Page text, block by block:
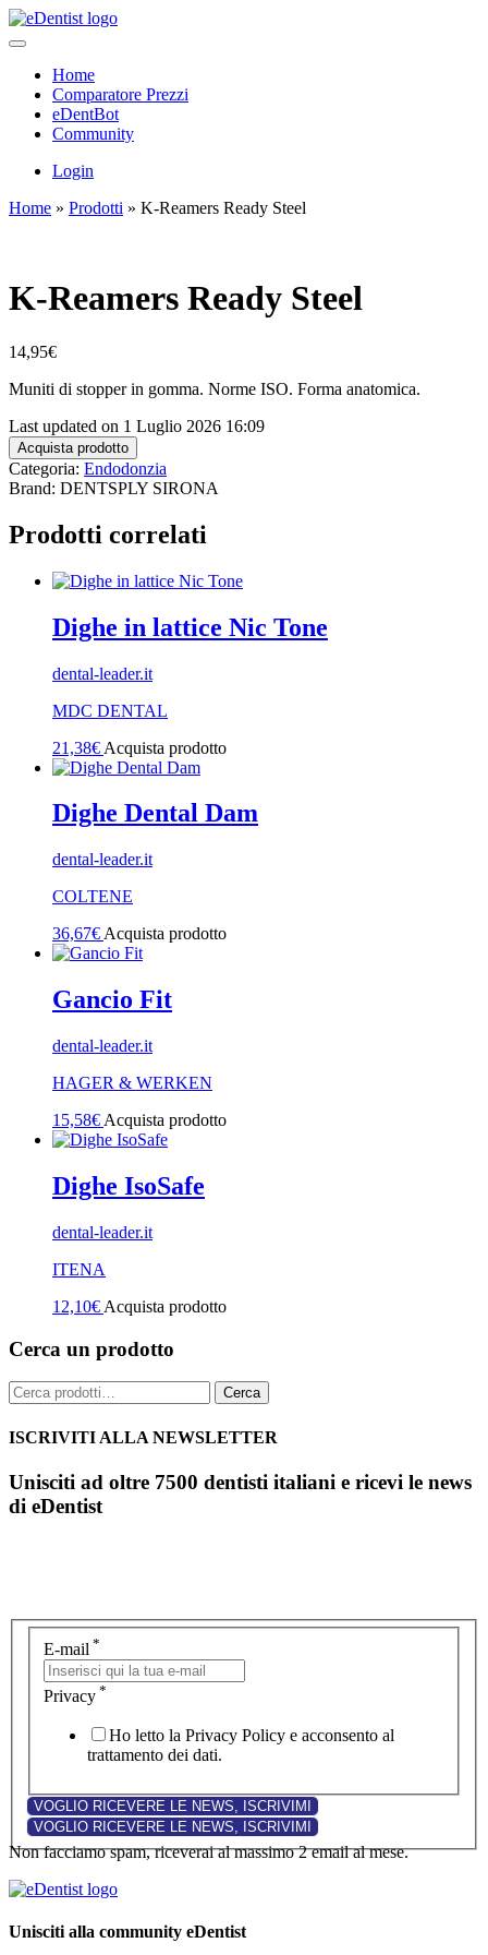
Home
Comparatore Prezzi
eDentBot
Community
Login
Home » Prodotti » K-Reamers Ready Steel
K-Reamers Ready Steel
14,95€
Muniti di stopper in gomma. Norme ISO. Forma anatomica.
Last updated on 1 Luglio 2026 16:09
Acquista prodotto
Categoria: Endodonzia
Brand: DENTSPLY SIRONA
Prodotti correlati
Dighe in lattice Nic Tone
dental-leader.it
MDC DENTAL
21,38€ Acquista prodotto
Dighe Dental Dam
dental-leader.it
COLTENE
36,67€ Acquista prodotto
Gancio Fit
dental-leader.it
HAGER & WERKEN
15,58€ Acquista prodotto
Dighe IsoSafe
dental-leader.it
ITENA
12,10€ Acquista prodotto
Cerca un prodotto
Cerca: Cerca
ISCRIVITI ALLA NEWSLETTER
Unisciti ad oltre 7500 dentisti italiani e ricevi le news
di eDentist
E-mail *
Privacy *
Ho letto la Privacy Policy e acconsento al
trattamento dei dati.
Non facciamo spam, riceverai al massimo 2 email al mese.
Unisciti alla community eDentist